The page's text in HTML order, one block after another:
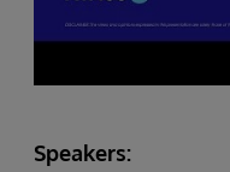
Speakers: